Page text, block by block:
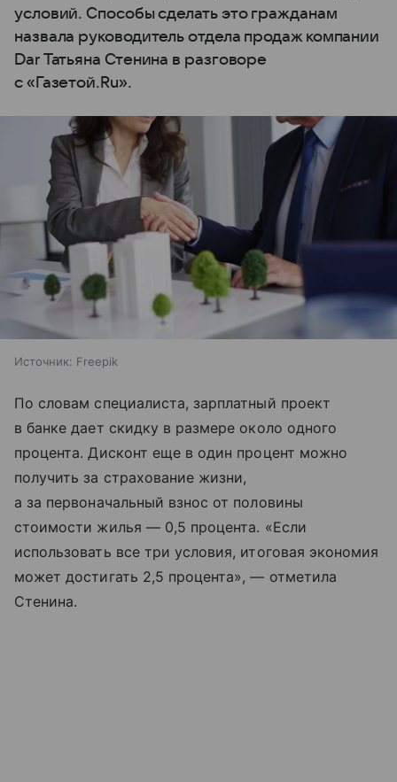
условий. Способы сделать это гражданам
назвала руководитель отдела продаж компании
Dar Татьяна Стенина в разговоре
с «Газетой.Ru».
Источник: Freepik
По словам специалиста, зарплатный проект
в банке дает скидку в размере около одного
процента. Дисконт еще в один процент можно
получить за страхование жизни,
а за первоначальный взнос от половины
стоимости жилья — 0,5 процента. «Если
использовать все три условия, итоговая экономия
может достигать 2,5 процента», — отметила
Стенина.